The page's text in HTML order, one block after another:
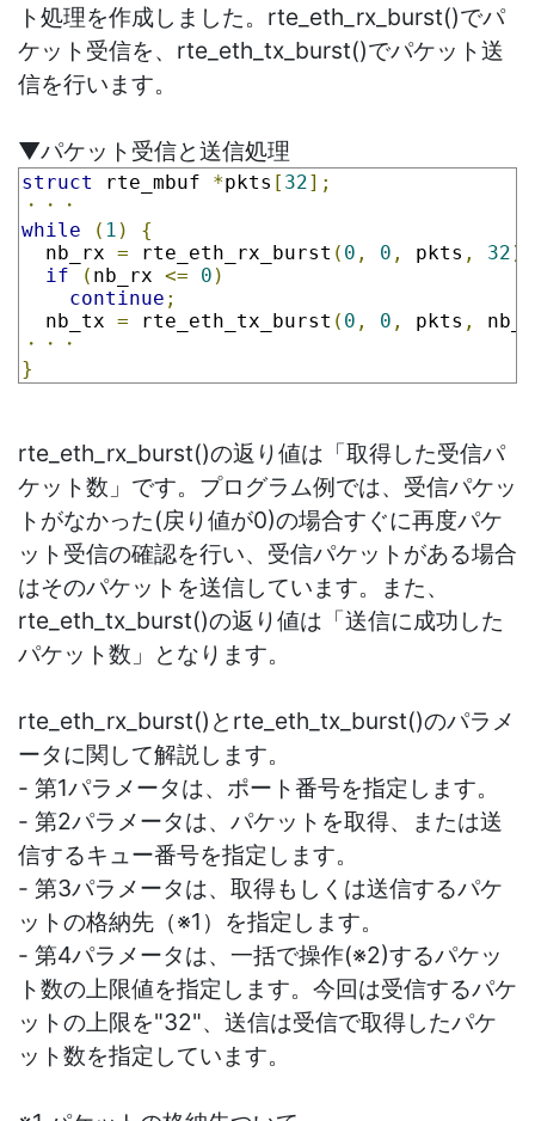
ト処理を作成しました。rte_eth_rx_burst()でパ
ケット受信を、rte_eth_tx_burst()でパケット送
信を行います。
▼パケット受信と送信処理
struct rte_mbuf *pkts [ 32];
・・・
while
( 1 )
{
nb_rx = rte_eth_rx_burst ( 0 , 0 , pkts , 32 );
if
( nb_rx <= 0 )
continue ;
nb_tx = rte_eth_tx_burst ( 0 , 0 , pkts ,
・・・
}
rte_eth_rx_burst()の返り値は「取得した受信パ
ケット数」です。プログラム例では、受信パケッ
トがなかった(戻り値が0)の場合すぐに再度パケ
ット受信の確認を行い、受信パケットがある場合
はそのパケットを送信しています。また、
rte_eth_tx_burst()の返り値は「送信に成功した
パケット数」となります。
rte_eth_rx_burst()とrte_eth_tx_burst()のパラメ
ータに関して解説します。
- 第1パラメータは、ポート番号を指定します。
- 第2パラメータは、パケットを取得、または送
信するキュー番号を指定します。
- 第3パラメータは、取得もしくは送信するパケ
ットの格納先（※1）を指定します。
- 第4パラメータは、一括で操作(※2)するパケッ
ト数の上限値を指定します。今回は受信するパケ
ットの上限を"32"、送信は受信で取得したパケ
ット数を指定しています。